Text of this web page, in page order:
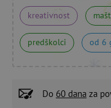
kreativnost
predškolci od 6
Do 60 dana za